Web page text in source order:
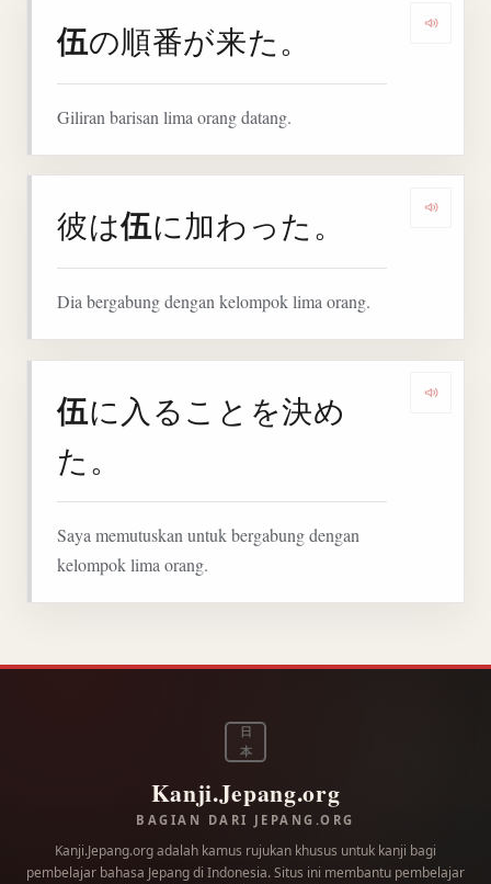
伍の順番が来た。
Giliran barisan lima orang datang.
彼は伍に加わった。
Dia bergabung dengan kelompok lima orang.
伍に入ることを決め
た。
Saya memutuskan untuk bergabung dengan
kelompok lima orang.
日
本
Kanji.Jepang.org
BAGIAN DARI JEPANG.ORG
Kanji.Jepang.org adalah kamus rujukan khusus untuk kanji bagi
pembelajar bahasa Jepang di Indonesia. Situs ini membantu pembelajar